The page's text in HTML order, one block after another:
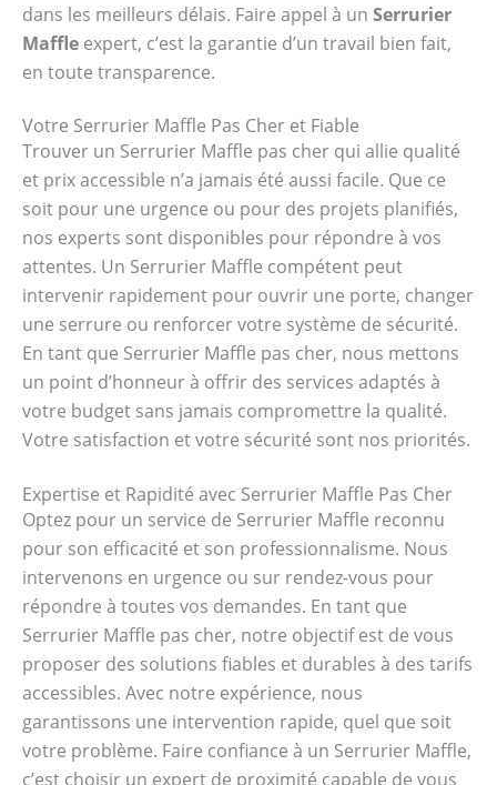
dans les meilleurs délais. Faire appel à un Serrurier
Maffle expert, c’est la garantie d’un travail bien fait,
en toute transparence.
Votre Serrurier Maffle Pas Cher et Fiable
Trouver un Serrurier Maffle pas cher qui allie qualité
et prix accessible n’a jamais été aussi facile. Que ce
soit pour une urgence ou pour des projets planifiés,
nos experts sont disponibles pour répondre à vos
attentes. Un Serrurier Maffle compétent peut
intervenir rapidement pour ouvrir une porte, changer
une serrure ou renforcer votre système de sécurité.
En tant que Serrurier Maffle pas cher, nous mettons
un point d’honneur à offrir des services adaptés à
votre budget sans jamais compromettre la qualité.
Votre satisfaction et votre sécurité sont nos priorités.
Expertise et Rapidité avec Serrurier Maffle Pas Cher
Optez pour un service de Serrurier Maffle reconnu
pour son efficacité et son professionnalisme. Nous
intervenons en urgence ou sur rendez-vous pour
répondre à toutes vos demandes. En tant que
Serrurier Maffle pas cher, notre objectif est de vous
proposer des solutions fiables et durables à des tarifs
accessibles. Avec notre expérience, nous
garantissons une intervention rapide, quel que soit
votre problème. Faire confiance à un Serrurier Maffle,
c’est choisir un expert de proximité capable de vous